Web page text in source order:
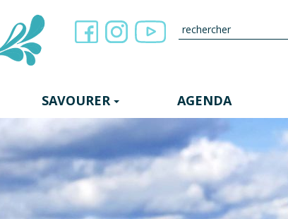
SAVOURER AGENDA